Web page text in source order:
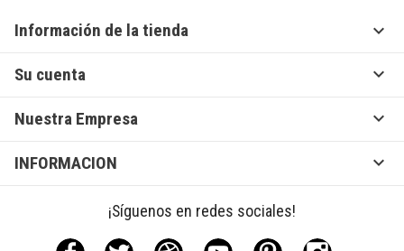
Información de la tienda 
Su cuenta 
Nuestra Empresa 
INFORMACION 
¡Síguenos en redes sociales!